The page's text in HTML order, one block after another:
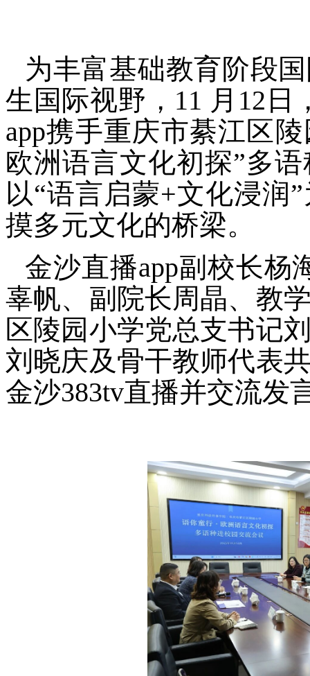
为丰富基础教育阶段
生国际视野，11 月12日
app携手重庆市綦江区
欧洲语言文化初探”多
以“语言启蒙+文化浸润
摸多元文化的桥梁。
金沙直播app副校长杨
辜帆、副院长周晶、教
区陵园小学党总支书记
刘晓庆及骨干教师代表
金沙383tv直播并交流发